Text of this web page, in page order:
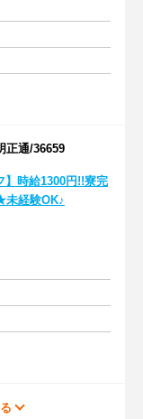
通/36659
】時給1300円!!寮完
未経験OK♪